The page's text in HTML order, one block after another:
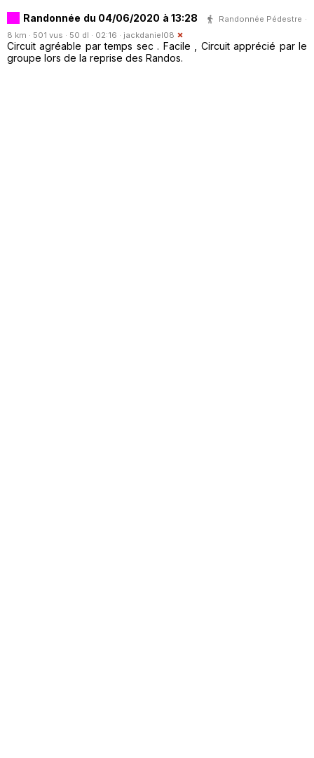
Randonnée du 04/06/2020 à 13:28
Randonnée Pédestre ·
8 km · 501 vus · 50 dl · 02:16 · jackdaniel08
Circuit agréable par temps sec . Facile , Circuit apprécié par le
groupe lors de la reprise des Randos.